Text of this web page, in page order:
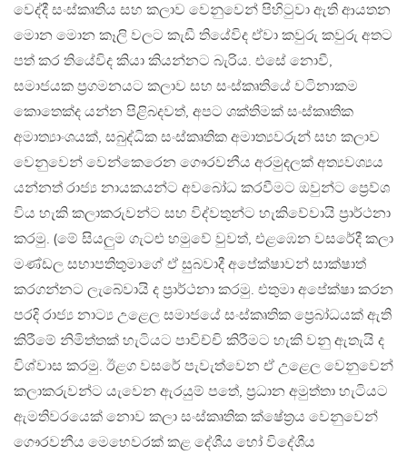
වෙද්දී සංස්කෘතිය සහ කලාව වෙනුවෙන් පිහිටුවා ඇති ආයතන
මොන මොන කෑලි වලට කැඩී තියේවිද ඒවා කවුරු කවුරු අතට
පත් කර තියේවිද කියා කියන්නට බැරිය. එසේ නොවී,
සමාජයක ප්‍රගමනයට කලාව සහ සංස්කෘතියේ වටිනාකම
කොතෙක්ද යන්න පිළිබදවත්, අපට ශක්තිමක් සංස්කෘතික
අමාත්‍යාංශයක්, සබුද්ධික සංස්කෘතික අමාත්‍යවරුන් සහ කලාව
වෙනුවෙන් වෙන්කෙරෙන ගෞරවනීය අරමුදලක් අත්‍යවශ්‍යය
යන්නත් රාජ්‍ය නායකයන්ට අවබෝධ කරවීමට ඔවුන්ට ප්‍රෙව්ශ
විය හැකි කලාකරුවන්ට සහ විද්වතුන්ට හැකිවේවායි ප්‍රාර්ථනා
කරමු. (මේ සියලුම ගැටළු හමුවේ වුවත්, එළඹෙන වසරේදී කලා
මණ්ඩල සභාපතිතුමාගේ ඒ සුබවාදී අපේක්ෂාවන් සාක්ෂාත්
කරගන්නට ලැබේවායි ද ප්‍රාර්ථනා කරමු. එතුමා අපේක්ෂා කරන
පරදි රාජ්‍ය නාට්‍ය උළෙල සමාජයේ සංස්කෘතික ප්‍රෙබා්ධයක් ඇති
කිරීමේ නිමිත්තක් හැටියට පාවිච්චි කිරීමට හැකි වනු ඇතැයි ද
විශ්වාස කරමු. ඊළග වසරේ පැවැත්වෙන ඒ උළෙල වෙනුවෙන්
කලාකරුවන්ට යැවෙන ඇරයුම් පතේ, ප්‍රධාන අමුත්තා හැටියට
ඇමතිවරයෙක් නොව කලා සංස්කෘතික ක්ෂේත්‍රය වෙනුවෙන්
ගෞරවනීය මෙහෙවරක් කළ දේශීය හෝ විදේශීය